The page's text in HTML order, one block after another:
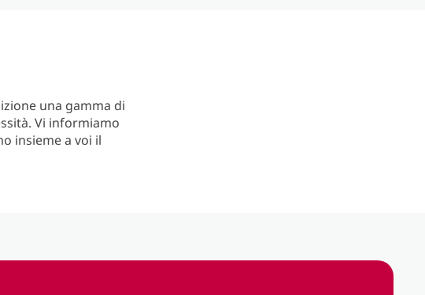
una gamma di
Vi informiamo
insieme a voi il